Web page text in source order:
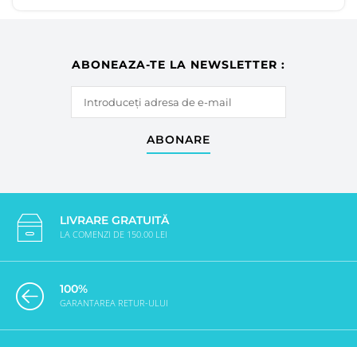
ABONEAZA-TE LA NEWSLETTER :
ABONARE
LIVRARE GRATUITĂ
LA COMENZI DE 150.00 LEI
100%
GARANTAREA RETUR-ULUI